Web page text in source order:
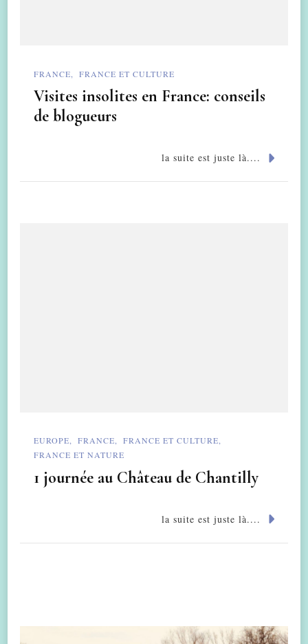
FRANCE FRANCE ET CULTURE
Visites insolites en France: conseils
de blogueurs
la suite est juste là....
EUROPE FRANCE
FRANCE ET CULTURE
FRANCE ET NATURE
1 journée au Château de Chantilly
la suite est juste là....